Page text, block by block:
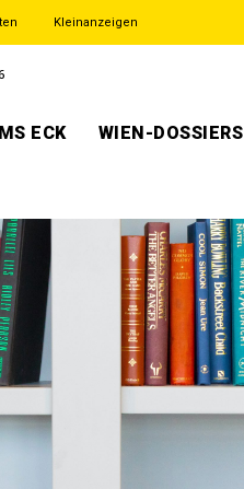
Kleinanzeigen
ECK WIEN-DOSSIERS